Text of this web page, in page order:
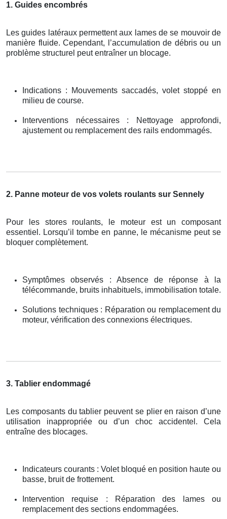
1. Guides encombrés
Les guides latéraux permettent aux lames de se mouvoir de
manière fluide. Cependant, l’accumulation de débris ou un
problème structurel peut entraîner un blocage.
Indications : Mouvements saccadés, volet stoppé en
milieu de course.
Interventions nécessaires : Nettoyage approfondi,
ajustement ou remplacement des rails endommagés.
2. Panne moteur de vos volets roulants sur Sennely
Pour les stores roulants, le moteur est un composant
essentiel. Lorsqu’il tombe en panne, le mécanisme peut se
bloquer complètement.
Symptômes observés : Absence de réponse à la
télécommande, bruits inhabituels, immobilisation totale.
Solutions techniques : Réparation ou remplacement du
moteur, vérification des connexions électriques.
3. Tablier endommagé
Les composants du tablier peuvent se plier en raison d’une
utilisation inappropriée ou d’un choc accidentel. Cela
entraîne des blocages.
Indicateurs courants : Volet bloqué en position haute ou
basse, bruit de frottement.
Intervention requise : Réparation des lames ou
remplacement des sections endommagées.